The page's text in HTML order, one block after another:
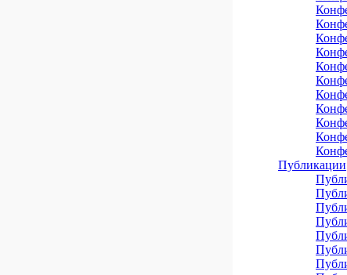
Публикации